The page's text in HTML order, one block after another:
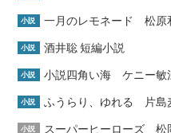
小説 一月のレモネード 松原
小説 酒井聡 短編小説
小説 小説四角い海 ケニー敏
小説 ふうらり、ゆれる 片島
小説 スーパーヒーローズ 松